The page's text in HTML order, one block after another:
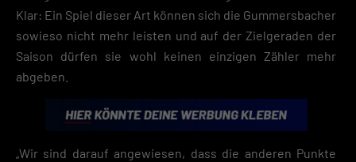
Klar: Ein Spiel dieser Art können sich die Gummersbacher
sowieso nicht mehr leisten und auf der Zielgeraden der
Saison dürfen sie wohl keinen einzigen Zähler mehr
abgeben.
„Wir sind darauf angewiesen, dass die anderen Punkte
Mit dem Klick auf „Verstanden“ erklärst du dich mit der Verwendung der
Cookies einverstanden. Wir bitten dich um Verständnis, dass du ohne
Zustimmung zur Cookie-Verwendung unser Angebot nicht nutzen
Wenn du unter 16 Jahre alt bist und deine Zustimmung zu freiwilligen
Hier finden Sie eine Übersicht über alle verwendeten Cookies. Sie
Ihre Einwilligung zu ganzen Kategorien geben oder sich weitere
Informationen anzeigen lassen und so nur bestimmte Cookies